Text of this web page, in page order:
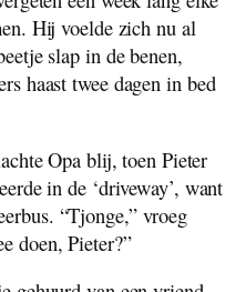
Hij voelde zich nu al
slap in de benen,
haast twee dagen in bed
Opa blij, toen Pieter
in de ‘driveway’, want
“Tjonge,” vroeg
doen, Pieter?”